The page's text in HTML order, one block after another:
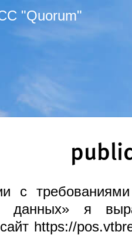
"Quorum"
с
данных» я
https://